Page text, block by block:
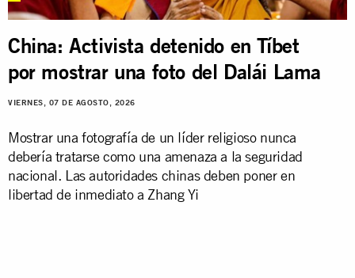
China: Activista detenido en Tíbet
por mostrar una foto del Dalái Lama
VIERNES, 07 DE AGOSTO, 2026
Mostrar una fotografía de un líder religioso nunca
debería tratarse como una amenaza a la seguridad
nacional. Las autoridades chinas deben poner en
libertad de inmediato a Zhang Yi